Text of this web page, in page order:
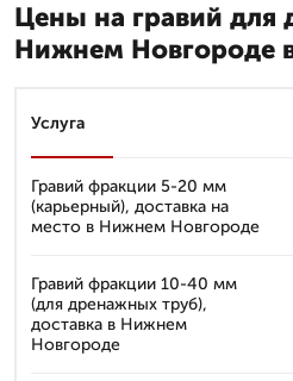
Цены на гравий для
Нижнем Новгороде в
Услуга
Гравий фракции 5-20 мм
(карьерный), доставка на
место в Нижнем Новгороде
Гравий фракции 10-40 мм
(для дренажных труб),
доставка в Нижнем
Новгороде